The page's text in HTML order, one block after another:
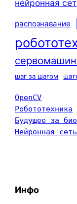
нейронная
распознавание
шаг за шагом
OpenCV
Робототехника
Будущее за
Нейронная
Инфо